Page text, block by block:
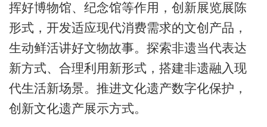
挥好博物馆、纪念馆等作用，创新展览展陈
形式，开发适应现代消费需求的文创产品，
生动鲜活讲好文物故事。探索非遗当代表达
新方式、合理利用新形式，搭建非遗融入现
代生活新场景。推进文化遗产数字化保护，
创新文化遗产展示方式。